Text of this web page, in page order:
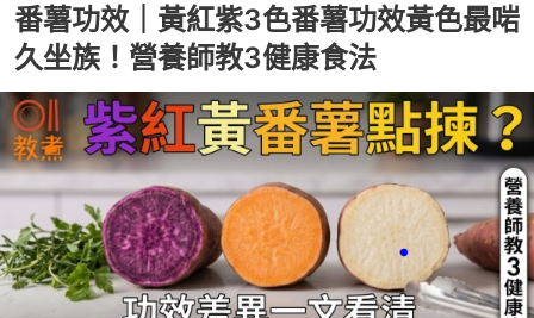
番薯功效｜黃紅紫3色番薯功效黃色最啱
久坐族！營養師教3健康食法